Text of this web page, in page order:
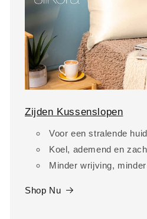
Zijden Kussenslopen
Voor een stralende
Koel, ademend en
Minder wrijving,
Shop Nu